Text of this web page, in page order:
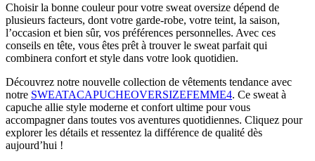
Choisir la bonne couleur pour votre sweat oversize dépend de
plusieurs facteurs, dont votre garde-robe, votre teint, la saison,
l’occasion et bien sûr, vos préférences personnelles. Avec ces
conseils en tête, vous êtes prêt à trouver le sweat parfait qui
combinera confort et style dans votre look quotidien.
Découvrez notre nouvelle collection de vêtements tendance avec
notre SWEATACAPUCHEOVERSIZEFEMME4. Ce sweat à
capuche allie style moderne et confort ultime pour vous
accompagner dans toutes vos aventures quotidiennes. Cliquez pour
explorer les détails et ressentez la différence de qualité dès
aujourd’hui !